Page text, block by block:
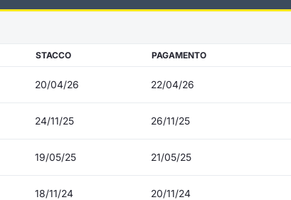
STACCO PAGAMENTO
20/04/26 22/04/26
24/11/25 26/11/25
19/05/25 21/05/25
18/11/24 20/11/24